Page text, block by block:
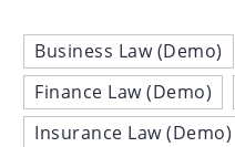
Business Law (Demo)
Finance Law (Demo)
Insurance Law (Demo)